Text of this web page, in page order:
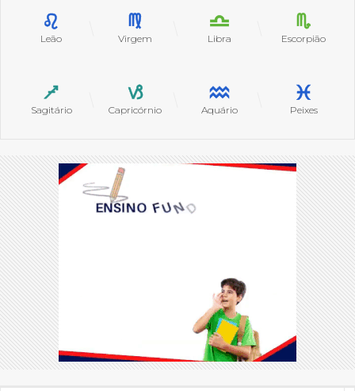
Leão Virgem Libra Escorpião
Sagitário Capricórnio Aquário Peixes